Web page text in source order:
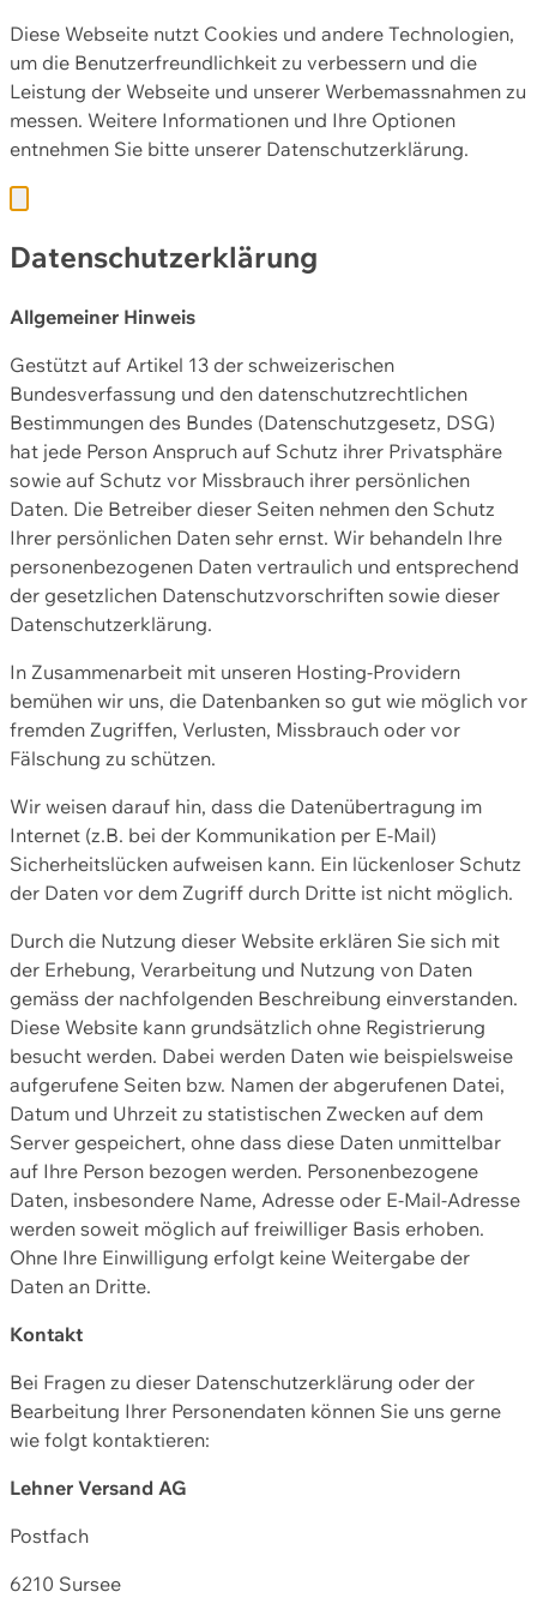
Diese Webseite nutzt Cookies und andere Technologien,
um die Benutzerfreundlichkeit zu verbessern und die
Leistung der Webseite und unserer Werbemassnahmen zu
messen. Weitere Informationen und Ihre Optionen
entnehmen Sie bitte unserer Datenschutzerklärung.
Datenschutzerklärung
Allgemeiner Hinweis
Gestützt auf Artikel 13 der schweizerischen
Bundesverfassung und den datenschutzrechtlichen
Bestimmungen des Bundes (Datenschutzgesetz, DSG)
hat jede Person Anspruch auf Schutz ihrer Privatsphäre
sowie auf Schutz vor Missbrauch ihrer persönlichen
Daten. Die Betreiber dieser Seiten nehmen den Schutz
Ihrer persönlichen Daten sehr ernst. Wir behandeln Ihre
personenbezogenen Daten vertraulich und entsprechend
der gesetzlichen Datenschutzvorschriften sowie dieser
Datenschutzerklärung.
In Zusammenarbeit mit unseren Hosting-Providern
bemühen wir uns, die Datenbanken so gut wie möglich vor
fremden Zugriffen, Verlusten, Missbrauch oder vor
Fälschung zu schützen.
Wir weisen darauf hin, dass die Datenübertragung im
Internet (z.B. bei der Kommunikation per E-Mail)
Sicherheitslücken aufweisen kann. Ein lückenloser Schutz
der Daten vor dem Zugriff durch Dritte ist nicht möglich.
Durch die Nutzung dieser Website erklären Sie sich mit
der Erhebung, Verarbeitung und Nutzung von Daten
gemäss der nachfolgenden Beschreibung einverstanden.
Diese Website kann grundsätzlich ohne Registrierung
besucht werden. Dabei werden Daten wie beispielsweise
aufgerufene Seiten bzw. Namen der abgerufenen Datei,
Datum und Uhrzeit zu statistischen Zwecken auf dem
Server gespeichert, ohne dass diese Daten unmittelbar
auf Ihre Person bezogen werden. Personenbezogene
Daten, insbesondere Name, Adresse oder E-Mail-Adresse
werden soweit möglich auf freiwilliger Basis erhoben.
Ohne Ihre Einwilligung erfolgt keine Weitergabe der
Daten an Dritte.
Kontakt
Bei Fragen zu dieser Datenschutzerklärung oder der
Bearbeitung Ihrer Personendaten können Sie uns gerne
wie folgt kontaktieren:
Lehner Versand AG
Postfach
6210 Sursee